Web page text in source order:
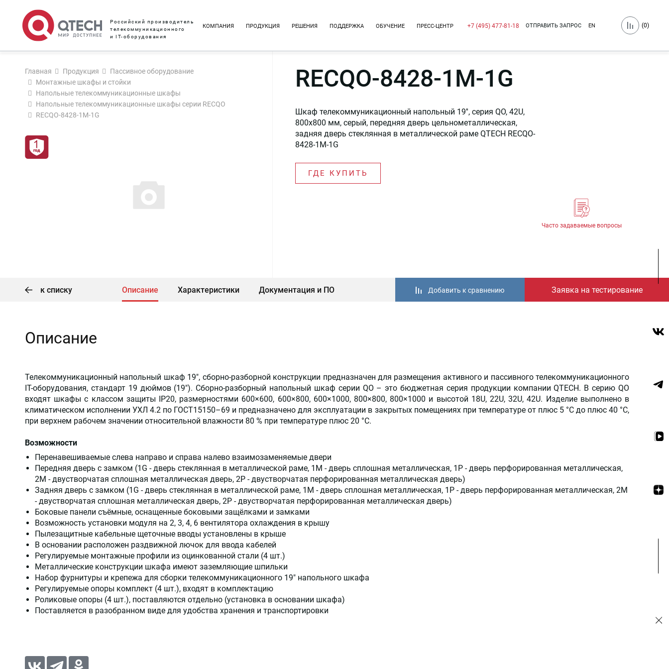
Российский производитель
телекоммуникационного
и IT-оборудования
КОМПАНИЯ ПРОДУКЦИЯ РЕШЕНИЯ ПОДДЕРЖКА ОБУЧЕНИЕ ПРЕСС-ЦЕНТР +7 (495) 477-81-18 ОТПРАВИТЬ ЗАПРОС EN (0)
Главная Продукция
Пассивное оборудование
Монтажные шкафы и стойки
Напольные телекоммуникационные шкафы
Напольные телекоммуникационные шкафы серии RECQO
RECQO-8428-1M-1G
RECQO-8428-1M-1G
Шкаф телекоммуникационный напольный 19'', серия QO, 42U,
800x800 мм, серый, передняя дверь цельнометаллическая,
задняя дверь стеклянная в металлической раме QTECH RECQO-
8428-1M-1G
ГДЕ КУПИТЬ
Часто задаваемые вопросы
к списку Описание Характеристики Документация и ПО Заявка на тестирование
Добавить к сравнению
Описание
Телекоммуникационный напольный шкаф 19", сборно-разборной конструкции предназначен для размещения активного и пассивного телекоммуникационного
IT-оборудования, стандарт 19 дюймов (19"). Сборно-разборный напольный шкаф серии QO – это бюджетная серия продукции компании QTECH. В серию QO
входят шкафы с классом защиты IP20, размерностями 600×600, 600×800, 600×1000, 800×800, 800×1000 и высотой 18U, 22U, 32U, 42U. Изделие выполнено в
климатическом исполнении УХЛ 4.2 по ГОСТ15150–69 и предназначено для эксплуатации в закрытых помещениях при температуре от плюс 5 °С до плюс 40 °С,
при верхнем рабочем значении относительной влажности 80 % при температуре плюс 20 °С.
Возможности
Перенавешиваемые слева направо и справа налево взаимозаменяемые двери
Передняя дверь с замком (1G - дверь стеклянная в металлической раме, 1M - дверь сплошная металлическая, 1P - дверь перфорированная металлическая,
2М - двустворчатая сплошная металлическая дверь, 2Р - двустворчатая перфорированная металлическая дверь)
Задняя дверь с замком (1G - дверь стеклянная в металлической раме, 1M - дверь сплошная металлическая, 1P - дверь перфорированная металлическая, 2М
- двустворчатая сплошная металлическая дверь, 2Р - двустворчатая перфорированная металлическая дверь)
Боковые панели съёмные, оснащенные боковыми защёлками и замками
Возможность установки модуля на 2, 3, 4, 6 вентилятора охлаждения в крышу
Пылезащитные кабельные щеточные вводы установлены в крыше
В основании расположен раздвижной лючок для ввода кабелей
Регулируемые монтажные профили из оцинкованной стали (4 шт.)
Металлические конструкции шкафа имеют заземляющие шпильки
Набор фурнитуры и крепежа для сборки телекоммуникационного 19" напольного шкафа
Регулируемые опоры комплект (4 шт.), входят в комплектацию
Роликовые опоры (4 шт.), поставляются отдельно (установка в основании шкафа)
Поставляется в разобранном виде для удобства хранения и транспортировки